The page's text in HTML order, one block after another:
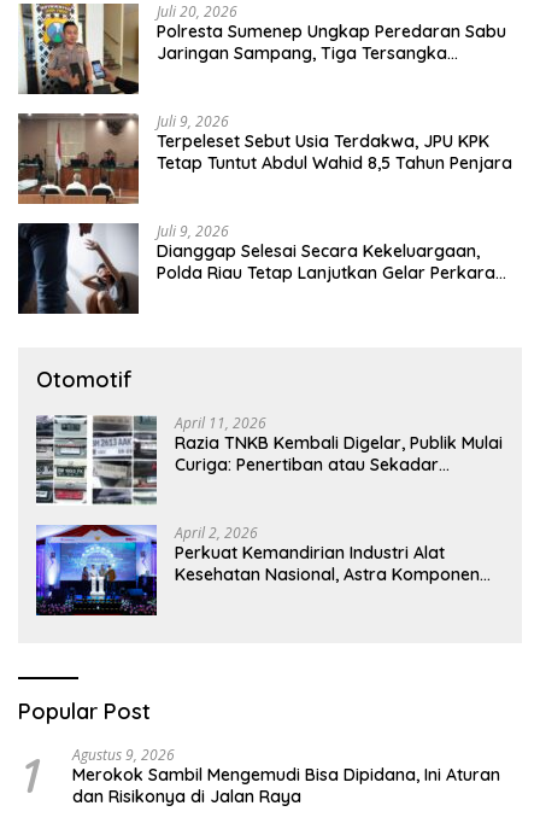
Juli 20, 2026
Polresta Sumenep Ungkap Peredaran Sabu
Jaringan Sampang, Tiga Tersangka
Juli 9, 2026
Terpeleset Sebut Usia Terdakwa, JPU KPK
Tetap Tuntut Abdul Wahid 8,5 Tahun Penjara
Juli 9, 2026
Dianggap Selesai Secara Kekeluargaan,
Polda Riau Tetap Lanjutkan Gelar Perkara
Otomotif
April 11, 2026
Razia TNKB Kembali Digelar, Publik Mulai
Curiga: Penertiban atau Sekadar
April 2, 2026
Perkuat Kemandirian Industri Alat
Kesehatan Nasional, Astra Komponen
Popular Post
1 Agustus 9, 2026
Merokok Sambil Mengemudi Bisa Dipidana, Ini Aturan
dan Risikonya di Jalan Raya